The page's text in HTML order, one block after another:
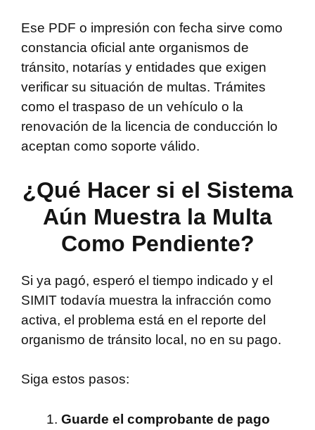
Ese PDF o impresión con fecha sirve como
constancia oficial ante organismos de
tránsito, notarías y entidades que exigen
verificar su situación de multas. Trámites
como el traspaso de un vehículo o la
renovación de la licencia de conducción lo
aceptan como soporte válido.
¿Qué Hacer si el Sistema
Aún Muestra la Multa
Como Pendiente?
Si ya pagó, esperó el tiempo indicado y el
SIMIT todavía muestra la infracción como
activa, el problema está en el reporte del
organismo de tránsito local, no en su pago.
Siga estos pasos:
Guarde el comprobante de pago